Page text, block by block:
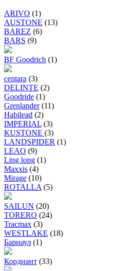
ARIVO (1)
AUSTONE (13)
BAREZ (6)
BARS (9)
BF Goodrich (1)
centara (3)
DELINTE (2)
Goodride (1)
Grenlander (11)
Habilead (2)
IMPERIAL (3)
KUSTONE (3)
LANDSPIDER (1)
LEAO (9)
Ling long (1)
Maxxis (4)
Mirage (10)
ROTALLA (5)
SAILUN (20)
TORERO (24)
Tracmax (3)
WESTLAKE (18)
Барнаул (1)
Кордиант (33)